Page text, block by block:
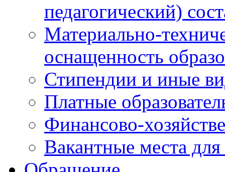
педагогический)
Материально-
оснащенность
Стипендии и иные
Платные
Финансово-
Вакантные места